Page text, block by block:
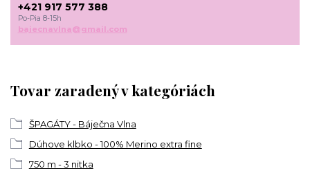
Tovar zaradený v kategóriách
ŠPAGÁTY - Báječna Vlna
Dúhove klbko - 100% Merino extra fine
750 m - 3 nitka
+421 917 577 388
Po-Pia 8-15h
bajecnavlna@gmail.com